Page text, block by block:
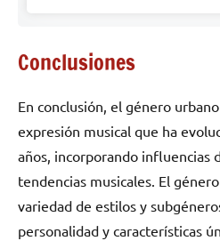
Conclusiones
En conclusión, el género
expresión musical que ha
años, incorporando influencias
tendencias musicales. El
variedad de estilos y
personalidad y características